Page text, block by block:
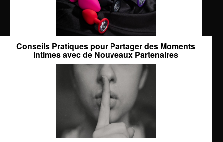
Conseils Pratiques pour Partager des Moments
Intimes avec de Nouveaux Partenaires